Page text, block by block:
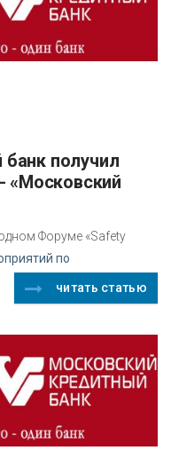
«Московский
Форуме «Safety
по
читать статью